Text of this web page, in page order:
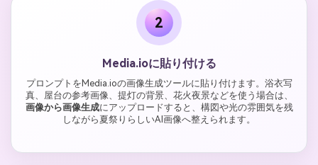
2
Media.ioに貼り付ける
プロンプトをMedia.ioの画像生成ツールに貼り付けます。浴衣写
真、屋台の参考画像、提灯の背景、花火夜景などを使う場合は、
画像から画像生成にアップロードすると、構図や光の雰囲気を残
しながら夏祭りらしいAI画像へ整えられます。